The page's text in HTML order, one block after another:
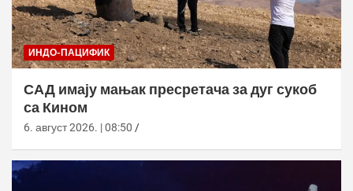
ИНДО-ПАЦИФИК
САД имају мањак пресретача за дуг сукоб
са Кином
6. август 2026. | 08:50